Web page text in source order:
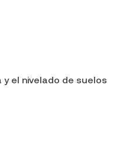
el nivelado de suelos